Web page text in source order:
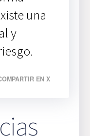
una
y
EN X